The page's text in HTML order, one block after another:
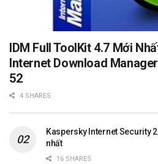
IDM Full ToolKit 4.7 Mới
Internet Download
52
4 SHARES
Kaspersky Internet Security
nhất
16 SHARES